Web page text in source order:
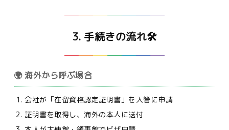
3. 手続きの流れ🛠️
🌍 海外から呼ぶ場合
会社が「在留資格認定証明書」を入管に申請
証明書を取得し、海外の本人に送付